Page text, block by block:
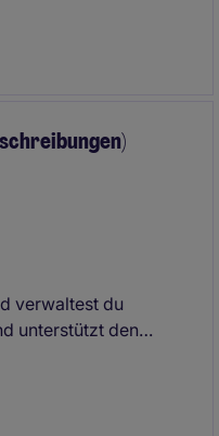
cœur de la
en interface directe
verwaltest du
unterstützt den
Als zentrale
verschiedenen